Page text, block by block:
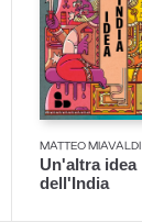
MATTEO MIAVALDI
Un'altra idea
dell'India